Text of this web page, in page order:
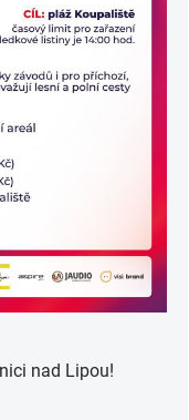
nad Lipou!